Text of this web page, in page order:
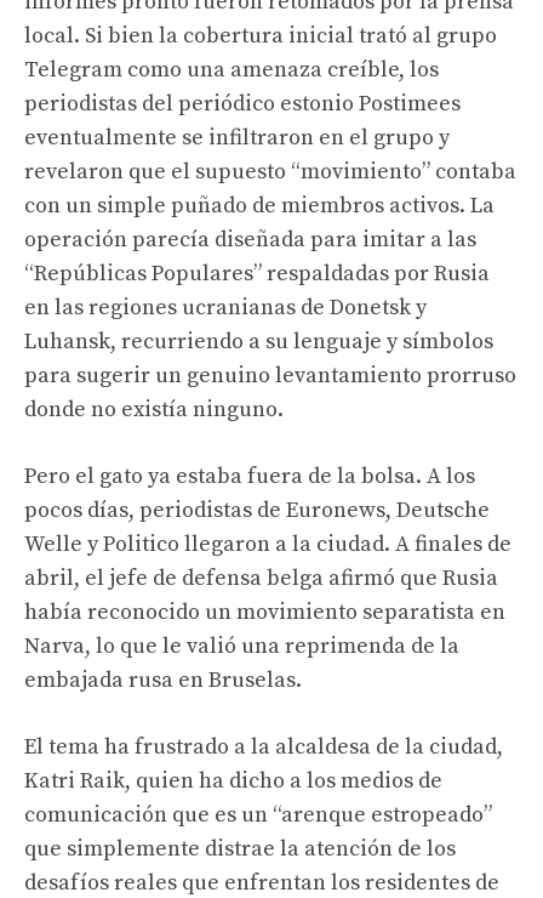
local. Si bien la cobertura inicial trató al grupo
Telegram como una amenaza creíble, los
periodistas del periódico estonio Postimees
eventualmente se infiltraron en el grupo y
revelaron que el supuesto “movimiento” contaba
con un simple puñado de miembros activos. La
operación parecía diseñada para imitar a las
“Repúblicas Populares” respaldadas por Rusia
en las regiones ucranianas de Donetsk y
Luhansk, recurriendo a su lenguaje y símbolos
para sugerir un genuino levantamiento prorruso
donde no existía ninguno.
Pero el gato ya estaba fuera de la bolsa. A los
pocos días, periodistas de Euronews, Deutsche
Welle y Politico llegaron a la ciudad. A finales de
abril, el jefe de defensa belga afirmó que Rusia
había reconocido un movimiento separatista en
Narva, lo que le valió una reprimenda de la
embajada rusa en Bruselas.
El tema ha frustrado a la alcaldesa de la ciudad,
Katri Raik, quien ha dicho a los medios de
comunicación que es un “arenque estropeado”
que simplemente distrae la atención de los
desafíos reales que enfrentan los residentes de